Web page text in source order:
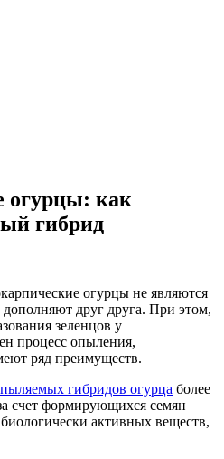
как
гибрид
огурцы не являются
друг друга. При этом,
зеленцов у
процесс опыления,
ряд преимуществ.
гибридов огурца более
счет формирующихся семян
активных веществ,